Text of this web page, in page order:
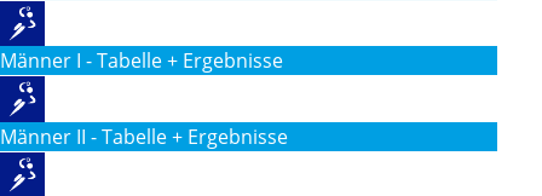
Männer I - Tabelle + Ergebnisse
Männer II - Tabelle + Ergebnisse